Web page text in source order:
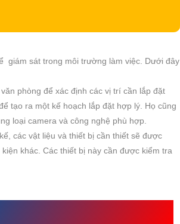
giám sát trong môi trường làm việc. Dưới đây
phòng để xác định các vị trí cần lắp đặt
tạo ra một kế hoạch lắp đặt hợp lý. Họ cũng
loại camera và công nghệ phù hợp.
các vật liệu và thiết bị cần thiết sẽ được
khác. Các thiết bị này cần được kiểm tra